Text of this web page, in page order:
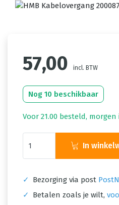
57,00 incl. BTW
Nog 10 beschikbaar
Voor 21.00 besteld,
In
✓ Bezorging via post
✓
Betalen zoals je wilt,